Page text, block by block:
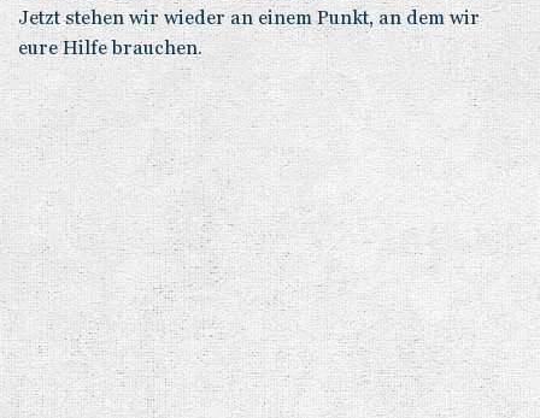
Jetzt stehen wir wieder an einem Punkt, an dem wir
eure Hilfe brauchen.
In News
PostedDezember 20, 2025
Welcome Home Gracie und Alex
Unsere beiden Witzbolde Gracie und Alex durften diese
Woche endlich nach Hause.